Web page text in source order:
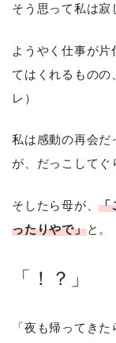
そう思って私は寂
ようやく仕事が片
てはくれるものの
レ）
私は感動の再会だ
が、だっこしてぐ
そしたら母が、「
ったりやで」と。
「！？」
「夜も帰ってき